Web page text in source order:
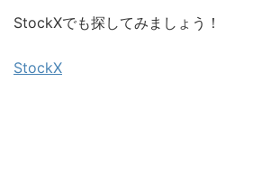
StockXでも探してみましょう！
StockX